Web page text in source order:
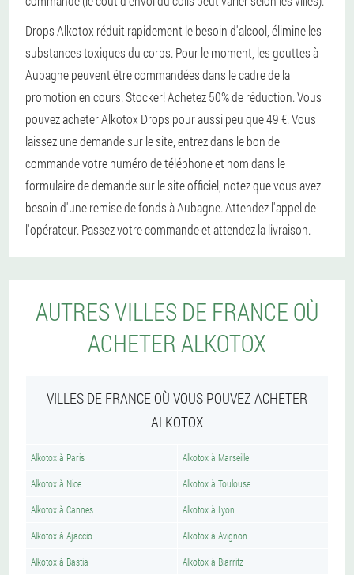
Drops Alkotox réduit rapidement le besoin d'alcool, élimine les
substances toxiques du corps. Pour le moment, les gouttes à
Aubagne peuvent être commandées dans le cadre de la
promotion en cours. Stocker! Achetez 50% de réduction. Vous
pouvez acheter Alkotox Drops pour aussi peu que 49 €. Vous
laissez une demande sur le site, entrez dans le bon de
commande votre numéro de téléphone et nom dans le
formulaire de demande sur le site officiel, notez que vous avez
besoin d'une remise de fonds à Aubagne. Attendez l'appel de
l'opérateur. Passez votre commande et attendez la livraison.
AUTRES VILLES DE FRANCE OÙ
ACHETER ALKOTOX
VILLES DE FRANCE OÙ VOUS POUVEZ ACHETER
ALKOTOX
Alkotox à Paris Alkotox à Marseille
Alkotox à Nice Alkotox à Toulouse
Alkotox à Cannes Alkotox à Lyon
Alkotox à Ajaccio Alkotox à Avignon
Alkotox à Bastia Alkotox à Biarritz